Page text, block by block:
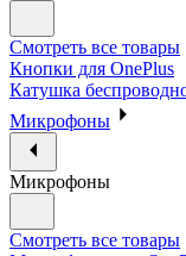
Смотреть все товары
Кнопки для OnePlus
Катушка
Микрофоны
Микрофоны
Смотреть все товары